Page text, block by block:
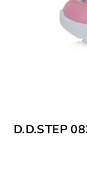
D.D.STEP